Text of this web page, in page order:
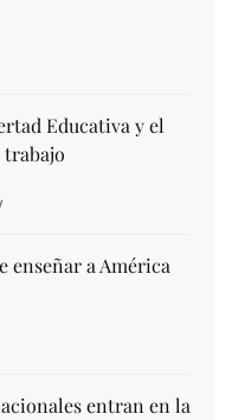
Educativa y el
enseñar a América
entran en la